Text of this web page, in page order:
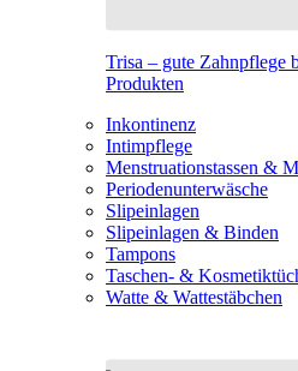
Trisa – gute Zahnpflege
Produkten
Inkontinenz
Intimpflege
Menstruationstassen &
Periodenunterwäsche
Slipeinlagen
Slipeinlagen & Binden
Tampons
Taschen- &
Watte & Wattestäbchen